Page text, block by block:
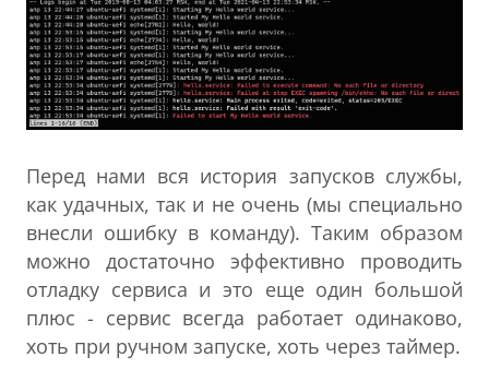
Перед нами вся история запусков службы,
как удачных, так и не очень (мы специально
внесли ошибку в команду). Таким образом
можно достаточно эффективно проводить
отладку сервиса и это еще один большой
плюс - сервис всегда работает одинаково,
хоть при ручном запуске, хоть через таймер.